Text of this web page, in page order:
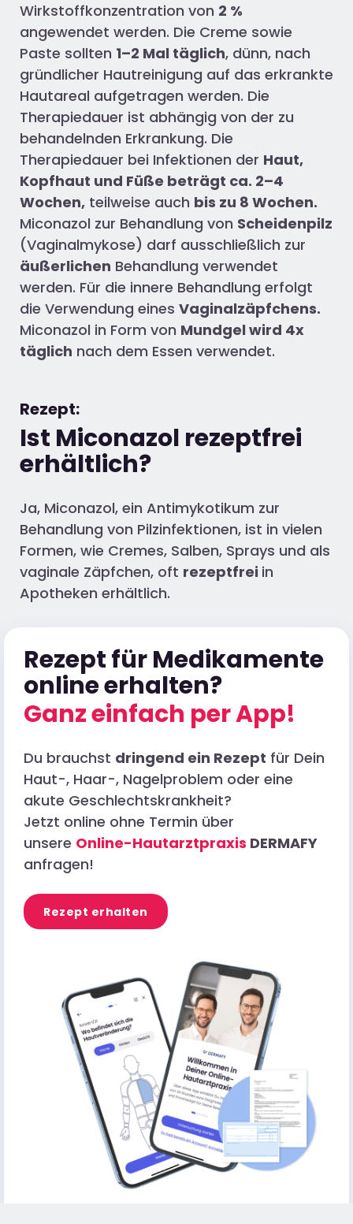
Wirkstoffkonzentration von 2 %
angewendet werden. Die Creme sowie
Paste sollten 1–2 Mal täglich, dünn, nach
gründlicher Hautreinigung auf das erkrankte
Hautareal aufgetragen werden. Die
Therapiedauer ist abhängig von der zu
behandelnden Erkrankung. Die
Therapiedauer bei Infektionen der Haut,
Kopfhaut und Füße beträgt ca. 2–4
Wochen, teilweise auch bis zu 8 Wochen.
Miconazol zur Behandlung von Scheidenpilz
(Vaginalmykose) darf ausschließlich zur
äußerlichen Behandlung verwendet
werden. Für die innere Behandlung erfolgt
die Verwendung eines Vaginalzäpfchens.
Miconazol in Form von Mundgel wird 4x
täglich nach dem Essen verwendet.
Rezept:
Ist Miconazol rezeptfrei
erhältlich?
Ja, Miconazol, ein Antimykotikum zur
Behandlung von Pilzinfektionen, ist in vielen
Formen, wie Cremes, Salben, Sprays und als
vaginale Zäpfchen, oft rezeptfrei in
Apotheken erhältlich.
Rezept für Medikamente
online erhalten?
Ganz einfach per App!
Du brauchst dringend ein Rezept für Dein
Haut-, Haar-, Nagelproblem oder eine
akute Geschlechtskrankheit?
Jetzt online ohne Termin über
unsere Online-Hautarztpraxis DERMAFY
anfragen!
Rezept erhalten